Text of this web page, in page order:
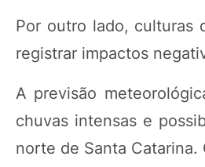
Por outro lado, culturas
registrar impactos
A previsão
chuvas intensas e
norte de Santa Catarina.